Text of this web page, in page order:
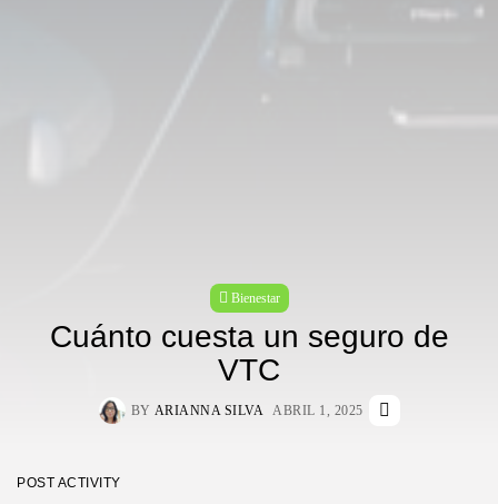
Bienestar
Cuánto cuesta un seguro de
VTC
BY ARIANNA SILVA ABRIL 1, 2025
POST ACTIVITY